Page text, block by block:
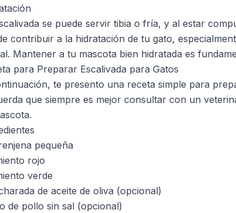
se puede servir tibia o fría, y al estar
contribuir a la hidratación de tu gato,
Mantener a tu mascota bien hidratada es
para Preparar Escalivada para Gatos
te presento una receta simple para
que siempre es mejor consultar con un
pequeña
rojo
verde
de aceite de oliva (opcional)
de pollo sin sal (opcional)